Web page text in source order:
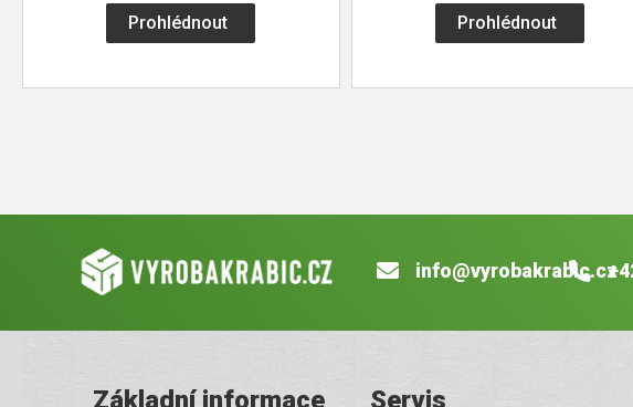
Prohlédnout Prohlédnout
info@vyrobakrabic.cz
Základní informace Servis